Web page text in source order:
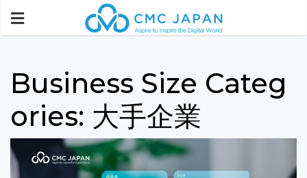
Business Size Categ
ories: 大手企業